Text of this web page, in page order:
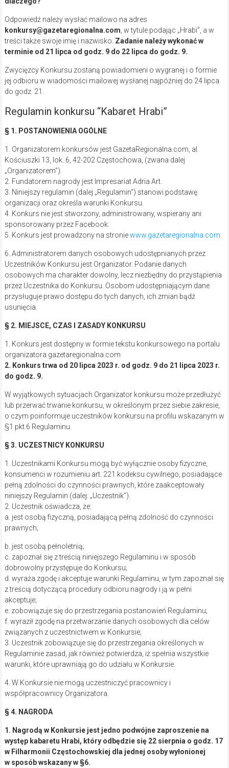
Odpowiedź należy wysłać mailowo na adres
konkursy@gazetaregionalna.com , w tytule podając „Hrabi”, a w
treści także swoje imię i nazwisko. Zadanie należy wykonać w
terminie od 21 lipca od godz. 9 do 22 lipca do godz. 9.
Zwycięzcy Konkursu zostaną powiadomieni o wygranej i o formie
jej odbioru w wiadomości mailowej wysłanej najpóźniej do 24 lipca
do godz. 21.
Regulamin konkursu “Kabaret Hrabi”
§ 1. POSTANOWIENIA OGÓLNE
1. Organizatorem konkursów jest GazetaRegionalna.com, al.
Kościuszki 13, lok. 6, 42-202 Częstochowa, (zwana dalej
„Organizatorem”).
2. Fundatorem nagrody jest Impresariat Adria Art.
3. Niniejszy regulamin (dalej „Regulamin”) stanowi podstawę
organizacji oraz określa warunki Konkursu.
4. Konkurs nie jest stworzony, administrowany, wspierany ani
sponsorowany przez Facebook.
5. Konkurs jest prowadzony na stroniewww.gazetaregionalna.com
6. Administratorem danych osobowych udostępnianych przez
Uczestników Konkursu jest Organizator. Podanie danych
osobowych ma charakter dowolny, lecz niezbędny do przystąpienia
przez Uczestnika do Konkursu. Osobom udostępniającym dane
przysługuje prawo dostępu do tych danych, ich zmian bądź
usunięcia.
§ 2. MIEJSCE, CZAS I ZASADY KONKURSU
1. Konkurs jest dostępny w formie tekstu konkursowego na portalu
organizatora gazetaregionalna.com
2. Konkurs trwa od 20 lipca 2023 r. od godz. 9 do 21 lipca 2023 r.
do godz. 9.
W wyjątkowych sytuacjach Organizator konkursu może przedłużyć
lub przerwać trwanie konkursu, w określonym przez siebie zakresie,
o czym poinformuje uczestników konkursu na profilu wskazanym w
§1 pkt.6 Regulaminu.
§ 3. UCZESTNICY KONKURSU
1. Uczestnikami Konkursu mogą być wyłącznie osoby fizyczne,
konsumenci w rozumieniu art. 221 kodeksu cywilnego, posiadające
pełną zdolności do czynności prawnych, które zaakceptowały
niniejszy Regulamin (dalej: „Uczestnik”).
2. Uczestnik oświadcza, że:
a. jest osobą fizyczną, posiadającą pełną zdolność do czynności
prawnych;
b. jest osobą pełnoletnią;
c. zapoznał się z treścią niniejszego Regulaminu i w sposób
dobrowolny przystępuje do Konkursu;
d. wyraża zgodę i akceptuje warunki Regulaminu, w tym zapoznał się
z treścią dotyczącą procedury odbioru nagrody i ją w pełni
akceptuje;
e. zobowiązuje się do przestrzegania postanowień Regulaminu;
f. wyraził zgodę na przetwarzanie danych osobowych dla celów
związanych z uczestnictwem w Konkursie;
3. Uczestnik zobowiązuje się do przestrzegania określonych w
Regulaminie zasad, jak również potwierdza, iż spełnia wszystkie
warunki, które uprawniają go do udziału w Konkursie.
4. W Konkursie nie mogą uczestniczyć pracownicy i
współpracownicy Organizatora.
§ 4. NAGRODA
1. Nagrodą w Konkursie jest jedno podwójne zaproszenie na
występ kabaretu Hrabi, który odbędzie się 22 sierpnia o godz. 17
w Filharmonii Częstochowskiej dla jednej osoby wyłonionej
w sposób wskazany w §6.